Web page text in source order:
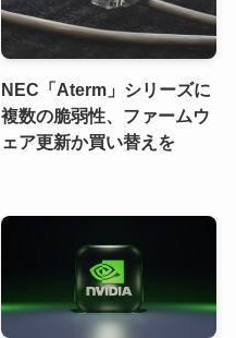
NEC「Aterm」シリーズに
複数の脆弱性、ファームウ
ェア更新か買い替えを